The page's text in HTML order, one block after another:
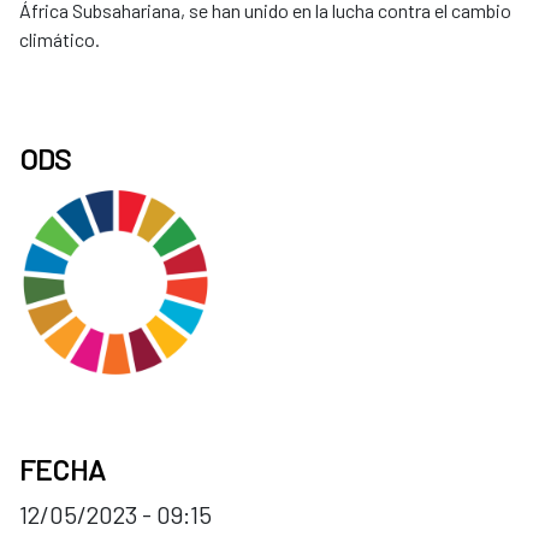
África Subsahariana, se han unido en la lucha contra el cambio
climático.
ODS
FECHA
12/05/2023 - 09:15